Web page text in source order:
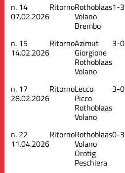
n. 14
07.02.2026
RitornoRothoblaas
Volano
Brembo
1-3
n. 15
14.02.2026
RitornoAzimut
Giorgione
Rothoblaas
Volano
3-0
n. 17
28.02.2026
RitornoLecco
Picco
Rothoblaas
Volano
3-0
n. 22
11.04.2026
RitornoRothoblaas
Volano
Orotig
Peschiera
0-3